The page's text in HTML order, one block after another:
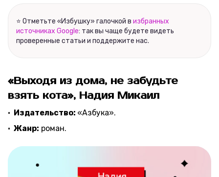
⭐ Отметьте «Избушку» галочкой в избранных
источниках Google: так вы чаще будете видеть
проверенные статьи и поддержите нас.
«Выходя из дома, не забудьте
взять кота», Надия Микаил
Издательство: «Азбука».
Жанр: роман.